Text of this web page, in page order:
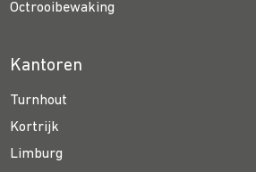
Octrooibewaking
Kantoren
Turnhout
Kortrijk
Limburg